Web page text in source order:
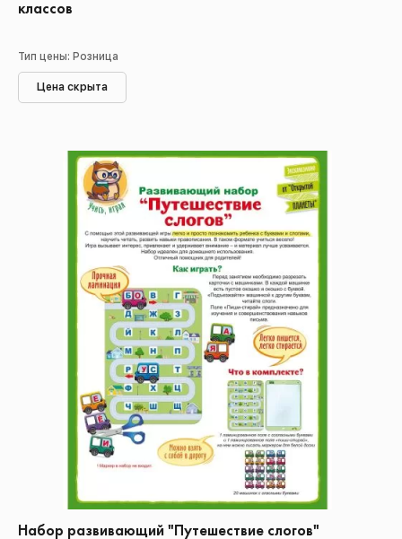
классов
Тип цены: Розница
Цена скрыта
Набор развивающий "Путешествие слогов"